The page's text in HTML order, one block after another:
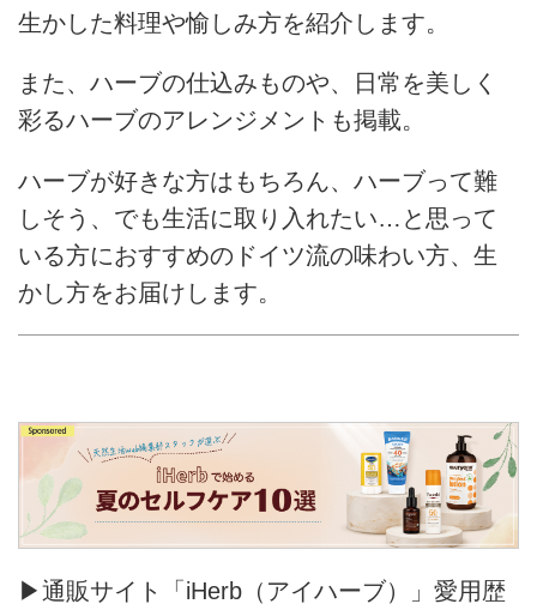
生かした料理や愉しみ方を紹介します。
また、ハーブの仕込みものや、日常を美しく
彩るハーブのアレンジメントも掲載。
ハーブが好きな方はもちろん、ハーブって難
しそう、でも生活に取り入れたい…と思って
いる方におすすめのドイツ流の味わい方、生
かし方をお届けします。
▶通販サイト「iHerb（アイハーブ）」愛用歴